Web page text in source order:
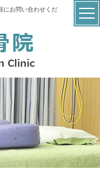
にお問い合わせくだ